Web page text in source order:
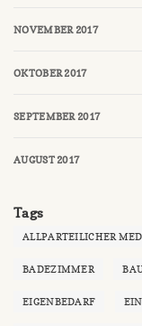
NOVEMBER 2017
OKTOBER 2017
SEPTEMBER 2017
AUGUST 2017
Tags
ALLPARTEILICHER
BADEZIMMER
EIGENBEDARF